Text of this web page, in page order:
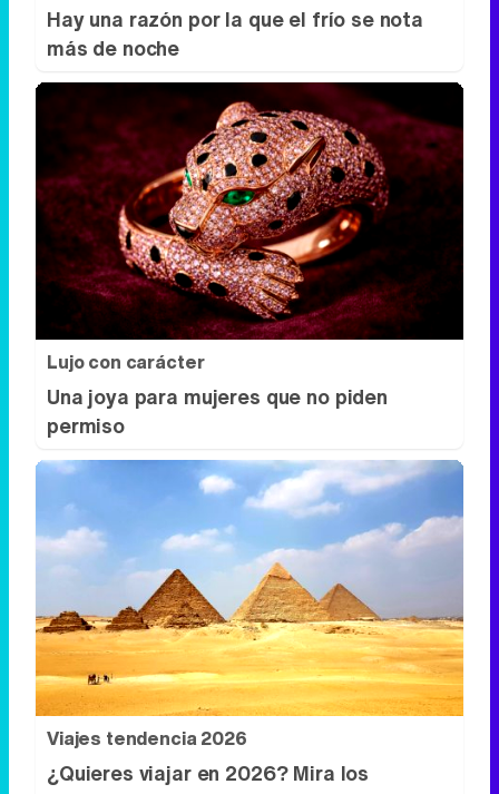
Hay una razón por la que el frío se nota
más de noche
Lujo con carácter
Una joya para mujeres que no piden
permiso
Viajes tendencia 2026
¿Quieres viajar en 2026? Mira los